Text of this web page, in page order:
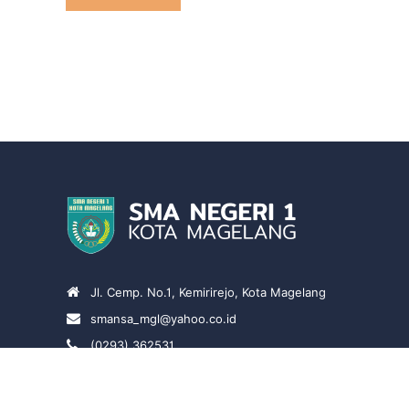
Jl. Cemp. No.1, Kemirirejo, Kota Magelang
smansa_mgl@yahoo.co.id
(0293) 362531